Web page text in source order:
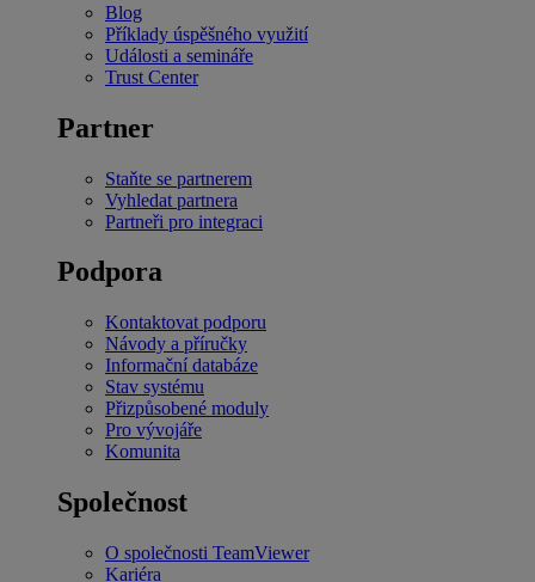
Blog
Příklady úspěšného využití
Události a semináře
Trust Center
Partner
Staňte se partnerem
Vyhledat partnera
Partneři pro integraci
Podpora
Kontaktovat podporu
Návody a příručky
Informační databáze
Stav systému
Přizpůsobené moduly
Pro vývojáře
Komunita
Společnost
O společnosti TeamViewer
Kariéra